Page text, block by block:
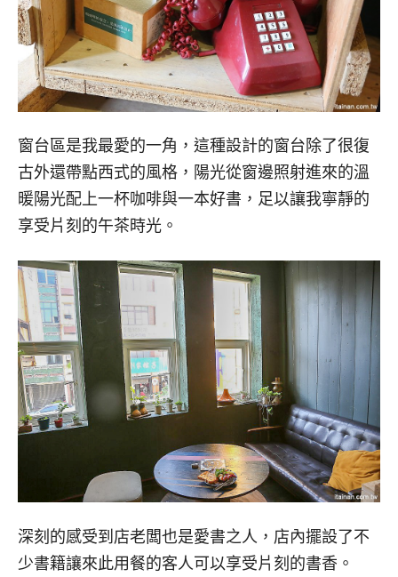
窗台區是我最愛的一角，這種設計的窗台除了很復
古外還帶點西式的風格，陽光從窗邊照射進來的溫
暖陽光配上一杯咖啡與一本好書，足以讓我寧靜的
享受片刻的午茶時光。
深刻的感受到店老闆也是愛書之人，店內擺設了不
少書籍讓來此用餐的客人可以享受片刻的書香。